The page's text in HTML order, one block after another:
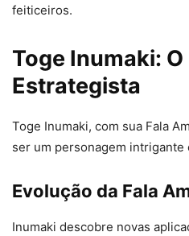
feiticeiros.
Toge Inumaki:
Estrategista
Toge Inumaki, com sua Fala
ser um personagem intrigante
Evolução da Fala
Inumaki descobre novas